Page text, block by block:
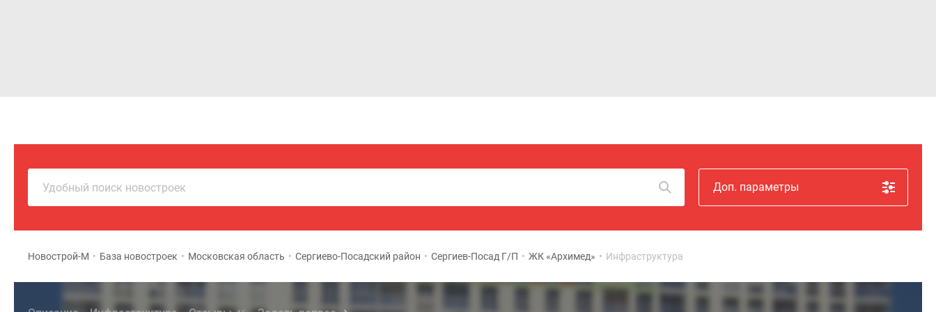
Удобный поиск новостроек Доп. параметры
Новострой-М • База новостроек • Московская область • Сергиево-Посадский район • Сергиев-Посад Г/П • ЖК «Архимед» • Инфраструктура